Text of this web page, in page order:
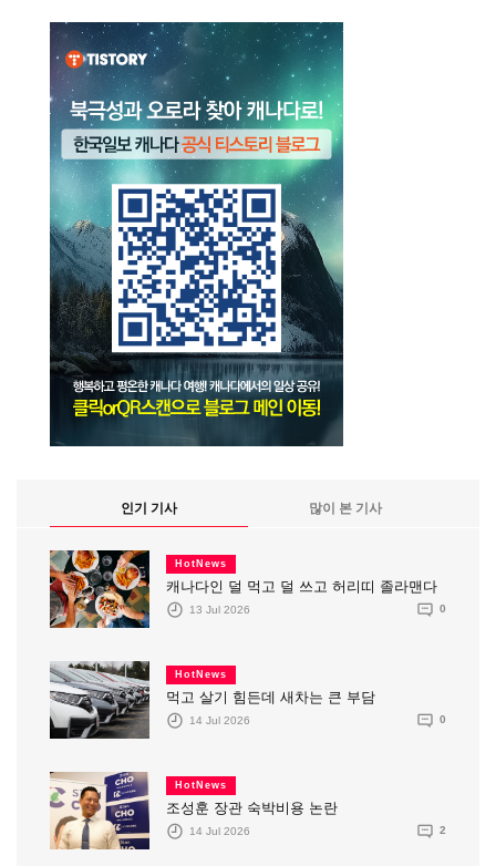
인기 기사 많이 본 기사
HotNews
캐나다인 덜 먹고 덜 쓰고 허리띠 졸라맨다
13 Jul 2026 0
HotNews
먹고 살기 힘든데 새차는 큰 부담
14 Jul 2026 0
HotNews
조성훈 장관 숙박비용 논란
14 Jul 2026 2